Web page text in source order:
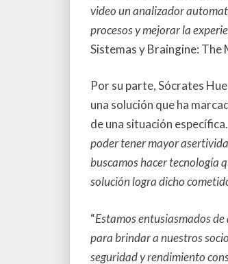
video un analizador
procesos y mejorar la
Sistemas y Braingine: The
Por su parte, Sócrates
una solución que ha
de una situación específica.
poder tener mayor
buscamos hacer tecnología
solución logra dicho
“Estamos entusiasmados
para brindar a nuestros
seguridad y rendimiento